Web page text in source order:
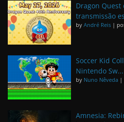
Dragon Quest
transmissão
by André Reis |
Soccer Kid
Nintendo Sw...
by Nuno Nêveda |
Amnesia: